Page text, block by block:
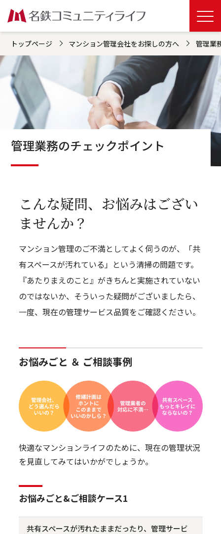
トップページ マンション管理会社をお探しの方へ 管理業
管理業務のチェックポイント
こんな疑問、お悩みはござい
ませんか？
マンション管理のご不満としてよく伺うのが、「共
有スペースが汚れている」という清掃の問題です。
『あたりまえのこと』がきちんと実施されていない
のではないか、そういった疑問がございましたら、
一度、現在の管理サービス品質をご確認ください。
お悩みごと ＆ ご相談事例
快適なマンションライフのために、現在の管理状況
を見直してみてはいかがでしょうか。
お悩みごと&ご相談ケース1
共有スペースが汚れたままだったり、管理サービ